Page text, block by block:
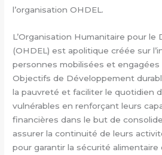
l’organisation OHDEL.
L’Organisation Humanitaire pour le
(OHDEL) est apolitique créée sur
personnes mobilisées et
Objectifs de Développement
la pauvreté et faciliter le quotidien
vulnérables en renforçant leurs
financières dans le but de
assurer la continuité de leurs
pour garantir la sécurité